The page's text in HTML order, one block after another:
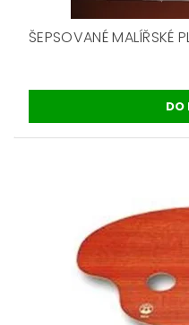
ŠEPSOVANÉ MALÍŘSKÉ